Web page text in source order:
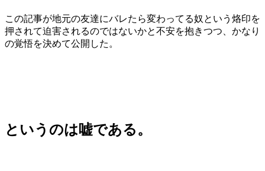
この記事が地元の友達にバレたら変わってる奴という烙印を
押されて迫害されるのではないかと不安を抱きつつ、かなり
の覚悟を決めて公開した。
というのは嘘である。